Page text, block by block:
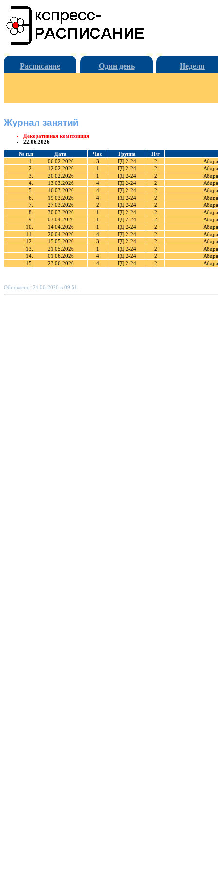
Расписание Один день Неделя
Журнал занятий
Декоративная композиция
22.06.2026
№ п.п Дата Час Группа
П/г
1.
06.02.2026 3 ГД 2-24 2
2.
12.02.2026 1 ГД 2-24 2
3.
20.02.2026 1 ГД 2-24 2
4.
13.03.2026 4 ГД 2-24 2
5.
16.03.2026 4 ГД 2-24 2
6.
19.03.2026 4 ГД 2-24 2
7.
27.03.2026 2 ГД 2-24 2
8.
30.03.2026 1 ГД 2-24 2
9.
07.04.2026 1 ГД 2-24 2
10.
14.04.2026 1 ГД 2-24 2
11.
20.04.2026 4 ГД 2-24 2
12.
15.05.2026 3 ГД 2-24 2
13.
21.05.2026 1 ГД 2-24 2
14.
01.06.2026 4 ГД 2-24 2
15.
23.06.2026 4 ГД 2-24 2
Обновлено: 24.06.2026 в 09:51.